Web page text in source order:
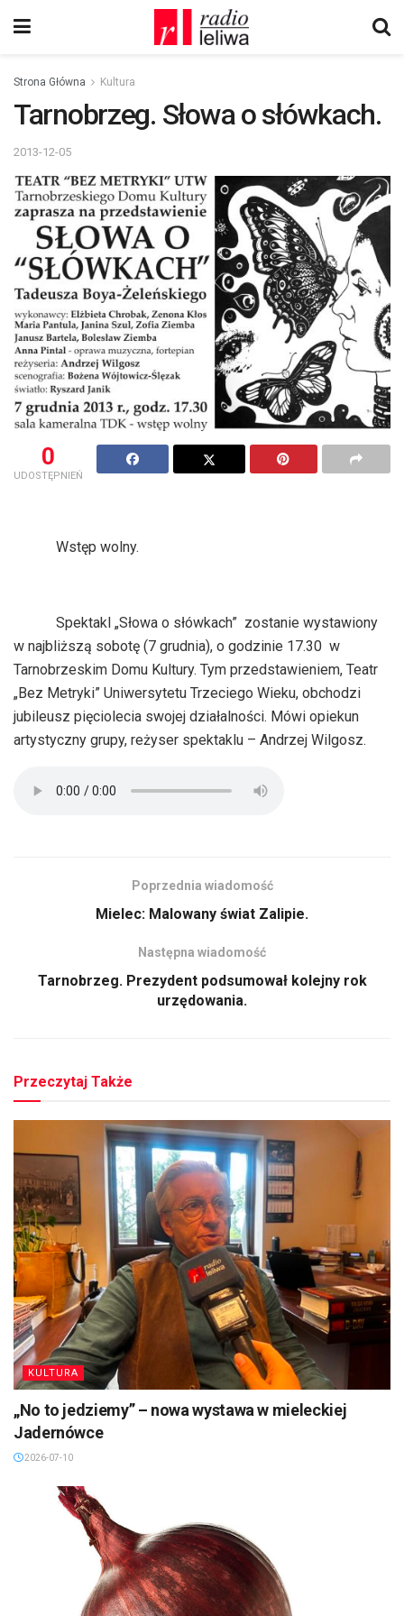
Strona Główna Kultura
Tarnobrzeg. Słowa o słówkach.
2013-12-05
0
UDOSTĘPNIEŃ
Wstęp wolny.
Spektakl „Słowa o słówkach” zostanie wystawiony
w najbliższą sobotę (7 grudnia), o godzinie 17.30 w
Tarnobrzeskim Domu Kultury. Tym przedstawieniem, Teatr
„Bez Metryki” Uniwersytetu Trzeciego Wieku, obchodzi
jubileusz pięciolecia swojej działalności. Mówi opiekun
artystyczny grupy, reżyser spektaklu – Andrzej Wilgosz.
Poprzednia wiadomość
Mielec: Malowany świat Zalipie.
Następna wiadomość
Tarnobrzeg. Prezydent podsumował kolejny rok
urzędowania.
Przeczytaj Także
KULTURA
„No to jedziemy” – nowa wystawa w mieleckiej
Jadernówce
2026-07-10